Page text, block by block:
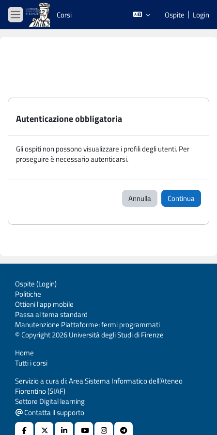
Vai al contenuto principale
Pannello laterale
Corsi Ospite Login
Autenticazione obbligatoria
Gli ospiti non possono visualizzare i profili degli utenti. Per
proseguire è necessario autenticarsi.
Annulla Continua
Ospite (Login)
Politiche
Ottieni l'app mobile
Passa al tema standard
Manutenzione Piattaforme: fermi programmati
© Copyright 2026 Università degli Studi di Firenze
Home
Tutti i corsi
Servizio a cura di: Area Sistema Informatico dell’Ateneo
Fiorentino (SIAF)
Settore Digital learning
Contatta il supporto